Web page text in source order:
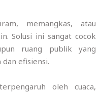
memangkas, atau
Solusi ini sangat cocok
ruang publik yang
efisiensi.
oleh cuaca,